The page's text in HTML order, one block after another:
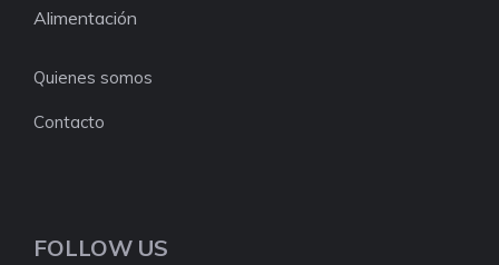
Alimentación
Quienes somos
Contacto
FOLLOW US